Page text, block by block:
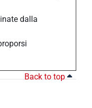
dalla
Back to top